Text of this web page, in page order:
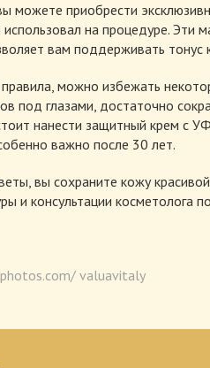
можете приобрести
на процедуре. Эти
вам поддерживать тонус
можно избежать
под глазами, достаточно
нанести защитный крем с
важно после 30 лет.
вы сохраните кожу
и консультации
valuavitaly